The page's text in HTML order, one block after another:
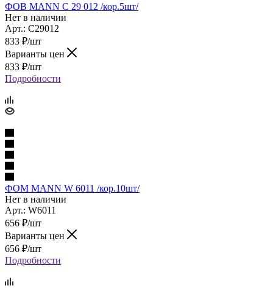
ФОВ MANN C 29 012 /кор.5шт/
Нет в наличии
Арт.: C29012
833 ₽/шт
Варианты цен
833 ₽/шт
Подробности
ФОМ MANN W 6011 /кор.10шт/
Нет в наличии
Арт.: W6011
656 ₽/шт
Варианты цен
656 ₽/шт
Подробности